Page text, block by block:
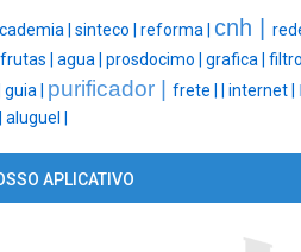
| sinteco | reforma | cnh |
frutas | agua | prosdocimo | grafica | filtro
guia | purificador | frete | internet |
aluguel |
APLICATIVO